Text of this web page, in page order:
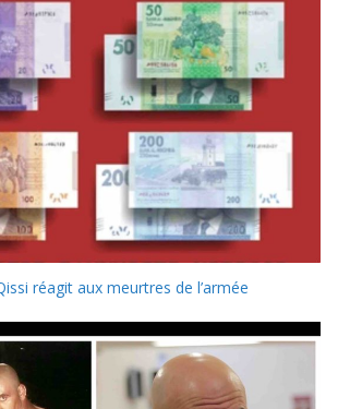
réagit aux meurtres de l’armée